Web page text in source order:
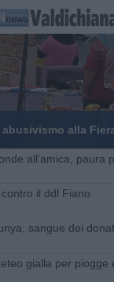
alla
all'amica, paura
il ddl Fiano
sangue dei
gialla per piogge